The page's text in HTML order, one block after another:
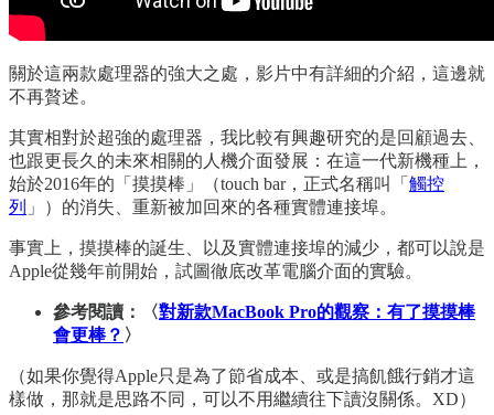
關於這兩款處理器的強大之處，影片中有詳細的介紹，這邊就
不再贅述。
其實相對於超強的處理器，我比較有興趣研究的是回顧過去、
也跟更長久的未來相關的人機介面發展：在這一代新機種上，
始於2016年的「摸摸棒」（touch bar，正式名稱叫「 觸控
列 」）的消失、重新被加回來的各種實體連接埠。
事實上，摸摸棒的誕生、以及實體連接埠的減少，都可以說是
Apple從幾年前開始，試圖徹底改革電腦介面的實驗。
參考閱讀：〈對新款MacBook Pro的觀察：有了摸摸棒
會更棒？ 〉
（如果你覺得Apple只是為了節省成本、或是搞飢餓行銷才這
樣做，那就是思路不同，可以不用繼續往下讀沒關係。XD）